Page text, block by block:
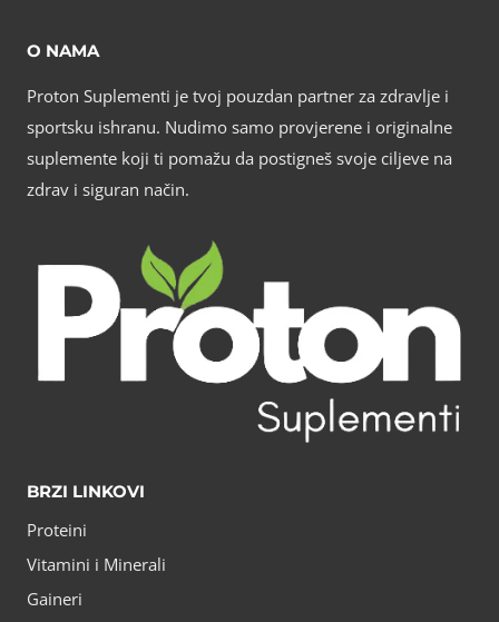
O NAMA
Proton Suplementi je tvoj pouzdan partner za zdravlje i
sportsku ishranu. Nudimo samo provjerene i originalne
suplemente koji ti pomažu da postigneš svoje ciljeve na
zdrav i siguran način.
BRZI LINKOVI
Proteini
Vitamini i Minerali
Gaineri